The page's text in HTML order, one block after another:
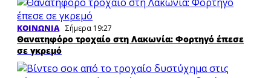
ΚΟΙΝΩΝΙΑ Σήμερα 19:27
Θανατηφόρο τροχαίο στη Λακωνία: Φορτηγό έπεσε
σε γκρεμό